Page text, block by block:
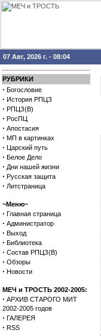
07 Авг, 2026 г. - 08:04
РУБРИКИ
· Богословие
· История РПЦЗ
· РПЦЗ(В)
· РосПЦ
· Апостасия
· МП в картинках
· Царский путь
· Белое Дело
· Дни нашей жизни
· Русская защита
· Литстраница
~Меню~
· Главная страница
· Администратор
· Выход
· Библиотека
· Состав РПЦЗ(В)
· Обзоры
· Новости
МЕЧ и ТРОСТЬ 2002-2005:
· АРХИВ СТАРОГО МИТ
2002-2005 годов
· ГАЛЕРЕЯ
· RSS